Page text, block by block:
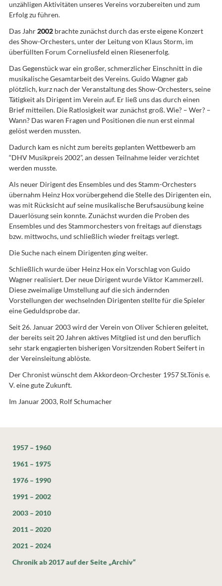
1957 – 1960
1961 – 1975
1976 – 1990
1991 – 2002
2003 – 2010
2011 – 2020
2021 – 2024
Chronik ab 2017 auf der Seite „Archiv“
unzähligen Aktivitäten unseres Vereins vorzubereiten und zum
Erfolg zu führen.
Das Jahr2002brachte zunächst durch das erste eigene Konzert
des Show-Orchesters, unter der Leitung von Klaus Storm, im
überfüllten Forum Corneliusfeld einen Riesenerfolg.
Das Gegenstück war ein großer, schmerzlicher Einschnitt in die
musikalische Gesamtarbeit des Vereins. Guido Wagner gab
plötzlich, kurz nach der Veranstaltung des Show-Orchesters, seine
Tätigkeit als Dirigent im Verein auf. Er ließ uns das durch einen
Brief mitteilen. Die Ratlosigkeit war zunächst groß. Wie? – Wer? –
Wann? Das waren Fragen und Positionen die nun erst einmal
gelöst werden mussten.
Dadurch kam es nicht zum bereits geplanten Wettbewerb am
“DHV Musikpreis 2002”, an dessen Teilnahme leider verzichtet
werden musste.
Als neuer Dirigent des Ensembles und des Stamm-Orchesters
übernahm Heinz Hox vorübergehend die Stelle des Dirigenten ein,
was mit Rücksicht auf seine musikalische Berufsausübung keine
Dauerlösung sein konnte. Zunächst wurden die Proben des
Ensembles und des Stammorchesters von freitags auf dienstags
bzw. mittwochs, und schließlich wieder freitags verlegt.
Die Suche nach einem Dirigenten ging weiter.
Schließlich wurde über Heinz Hox ein Vorschlag von Guido
Wagner realisiert. Der neue Dirigent wurde Viktor Kammerzell.
Diese zweimalige Umstellung auf die sich ändernden
Vorstellungen der wechselnden Dirigenten stellte für die Spieler
eine Geduldsprobe dar.
Seit 26. Januar 2003 wird der Verein von Oliver Schieren geleitet,
der bereits seit 20 Jahren aktives Mitglied ist und den beruflich
sehr stark engagierten bisherigen Vorsitzenden Robert Seifert in
der Vereinsleitung ablöste.
Der Chronist wünscht dem Akkordeon-Orchester 1957 St.Tönis e.
V. eine gute Zukunft.
Im Januar 2003, Rolf Schumacher